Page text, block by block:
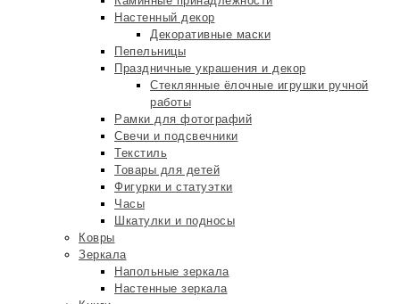
Настенный декор
Декоративные маски
Пепельницы
Праздничные украшения и декор
Стеклянные ёлочные игрушки ручной
работы
Рамки для фотографий
Свечи и подсвечники
Текстиль
Товары для детей
Фигурки и статуэтки
Часы
Шкатулки и подносы
Ковры
Зеркала
Напольные зеркала
Настенные зеркала